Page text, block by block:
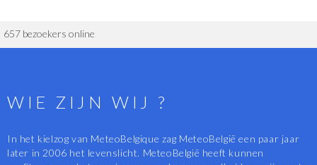
657 bezoekers online
WIE ZIJN WIJ ?
In het kielzog van MeteoBelgique zag MeteoBelgië een paar jaar
later in 2006 het levenslicht. MeteoBelgië heeft kunnen